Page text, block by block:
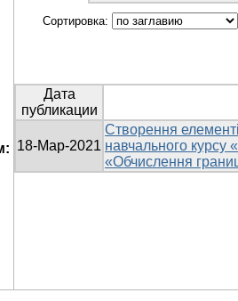
Сортировка:
Дата
публикации
18-Мар-2021
Створення
навчального курсу
«Обчислення